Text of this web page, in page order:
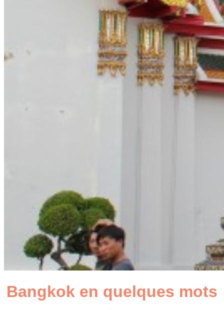
Bangkok en quelques mots